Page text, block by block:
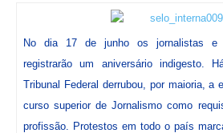
No dia 17 de junho os jornalistas e
registrarão um aniversário indigesto.
Tribunal Federal derrubou, por maioria, a
curso superior de Jornalismo como
profissão. Protestos em todo o país